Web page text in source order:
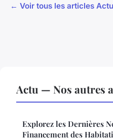
← Voir tous les articles Actu
Actu — Nos autres
Explorez les Dernières
Financement des